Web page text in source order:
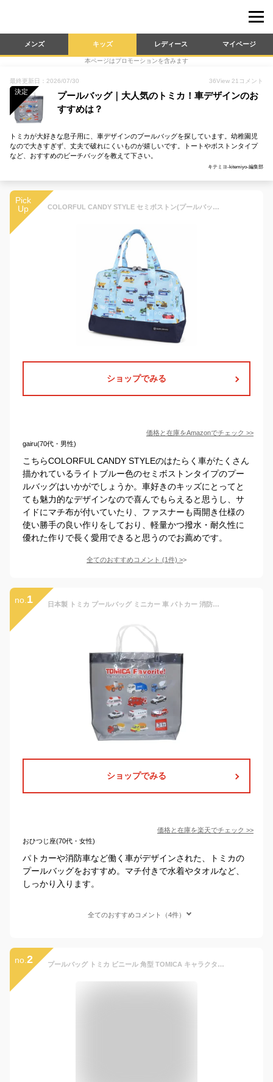
メンズ キッズ レディース マイページ
本ページはプロモーションを含みます
最終更新日：2026/07/30 36View 21 コメント
決定
プールバッグ｜大人気のトミカ！車デザインのお
すすめは？
トミカが大好きな息子用に、車デザインのプールバッグを探しています。幼稚園児
なので大きすぎず、丈夫で破れにくいものが嬉しいです。トートやボストンタイプ
など、おすすめのビーチバッグを教えて下さい。
キテミヨ-kitemiyo-編集部
Pick
Up
COLORFUL CANDY STYLE セミボストン(プールバッグ) 撥水・軽量タイプ アクセル全開はたらく車(ライトブルー) はっ水 軽量 汚れにくい シワ防止 男の子 NP500800
ショップでみる
価格と在庫をAmazonでチェック >>
gairu(70代・男性)
こちらCOLORFUL CANDY STYLEのはたらく車がたくさん
描かれているライトブルー色のセミボストンタイプのプー
ルバッグはいかがでしょうか。車好きのキッズにとってと
ても魅力的なデザインなので喜んでもらえると思うし、サ
イドにマチ布が付いていたり、ファスナーも両開き仕様の
使い勝手の良い作りをしており、軽量かつ撥水・耐久性に
優れた作りで長く愛用できると思うのでお薦めです。
全てのおすすめコメント (1件) >
no. 1 日本製 トミカ プールバッグ ミニカー 車 パトカー 消防車 はたらくくるま ミニバッグ トートバック 手提げ袋 レッスンバッグ エコバッグ 女の子 男の子 保育園 幼稚園 入園 マチあり ビーチバッグ かばん サマーバッグ 子供 海水浴 キャラクター 人気 スポーツバッグ
ショップでみる
価格と在庫を楽天でチェック >>
おひつじ座(70代・女性)
パトカーや消防車など働く車がデザインされた、トミカの
プールバッグをおすすめ。マチ付きで水着やタオルなど、
しっかり入ります。
全てのおすすめコメント（4件）
no. 2 プールバッグ トミカ ビニール 角型 TOMICA キャラクター ビーチバッグ 子供 水着入れ BTM6-1280 マルヨシ 日本製 ブラック